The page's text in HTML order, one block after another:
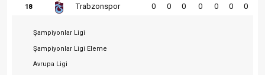
18 Trabzonspor 0 0 0 0 0 0 0
Şampiyonlar Ligi
Şampiyonlar Ligi Eleme
Avrupa Ligi